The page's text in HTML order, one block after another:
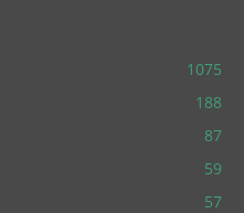
1075
188
87
59
57